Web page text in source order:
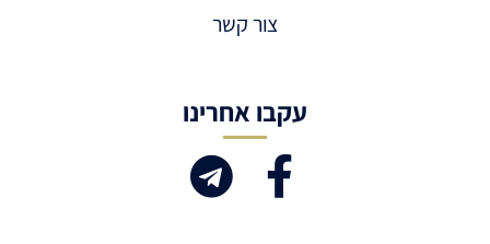
צור קשר
עקבו אחרינו